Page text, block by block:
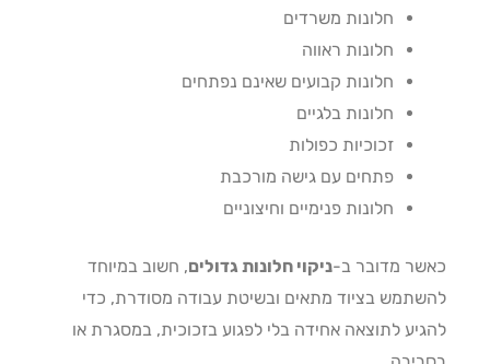
חלונות משרדים
חלונות ראווה
חלונות קבועים שאינם נפתחים
חלונות בלגיים
זכוכיות כפולות
פתחים עם גישה מורכבת
חלונות פנימיים וחיצוניים
מדובר ב-ניקוי חלונות גדולים, חשוב במיוחד
בציוד מתאים ובשיטת עבודה מסודרת, כדי
לתוצאה אחידה בלי לפגוע בזכוכית, במסגרת או